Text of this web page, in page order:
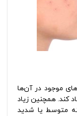
موجود در آن‌ها
کند. همچنین زیاد
متوسط یا شدید